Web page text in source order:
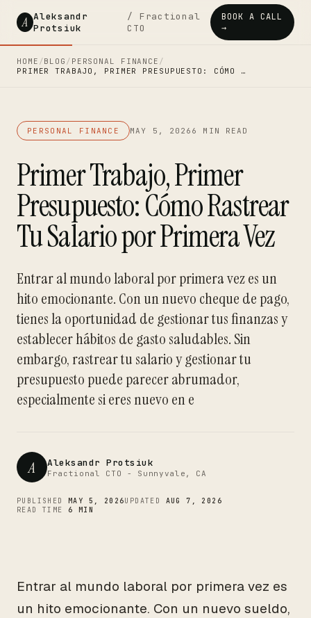
A Aleksandr
Protsiuk
/ Fractional
CTO
BOOK A CALL
→
HOME /BLOG / PERSONAL FINANCE /
PRIMER TRABAJO, PRIMER PRESUPUESTO: CÓMO …
PERSONAL FINANCE MAY 5, 2026 6 MIN READ
Primer Trabajo, Primer
Presupuesto: Cómo Rastrear
Tu Salario por Primera Vez
Entrar al mundo laboral por primera vez es un
hito emocionante. Con un nuevo cheque de pago,
tienes la oportunidad de gestionar tus finanzas y
establecer hábitos de gasto saludables. Sin
embargo, rastrear tu salario y gestionar tu
presupuesto puede parecer abrumador,
especialmente si eres nuevo en e
A Aleksandr Protsiuk
Fractional CTO - Sunnyvale, CA
PUBLISHED MAY 5, 2026UPDATED AUG 7, 2026
READ TIME 6 MIN
Entrar al mundo laboral por primera vez es
un hito emocionante. Con un nuevo sueldo,